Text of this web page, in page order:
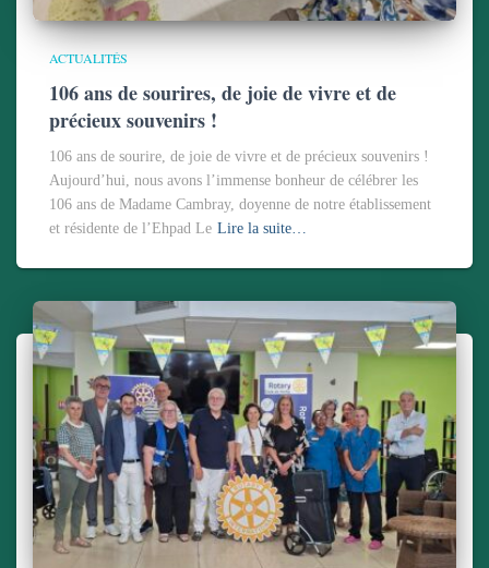
ACTUALITÉS
106 ans de sourires, de joie de vivre et de
précieux souvenirs !
106 ans de sourire, de joie de vivre et de précieux souvenirs !
Aujourd’hui, nous avons l’immense bonheur de célébrer les
106 ans de Madame Cambray, doyenne de notre établissement
et résidente de l’Ehpad Le Lire la suite…